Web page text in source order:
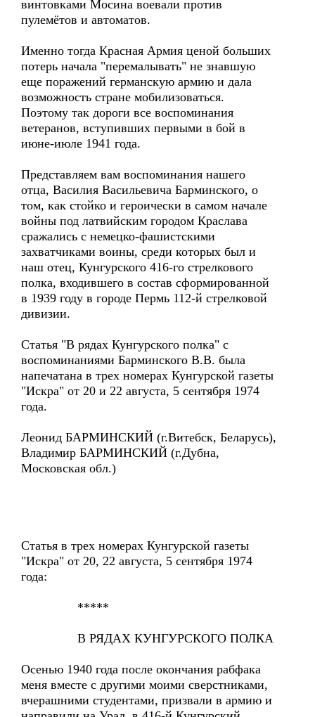
винтовками Мосина воевали против
пулемётов и автоматов.
Именно тогда Красная Армия ценой больших
потерь начала "перемалывать" не знавшую
еще поражений германскую армию и дала
возможность стране мобилизоваться.
Поэтому так дороги все воспоминания
ветеранов, вступивших первыми в бой в
июне-июле 1941 года.
Представляем вам воспоминания нашего
отца, Василия Васильевича Барминского, о
том, как стойко и героически в самом начале
войны под латвийским городом Краслава
сражались с немецко-фашистскими
захватчиками воины, среди которых был и
наш отец, Кунгурского 416-го стрелкового
полка, входившего в состав сформированной
в 1939 году в городе Пермь 112-й стрелковой
дивизии.
Статья "В рядах Кунгурского полка" с
воспоминаниями Барминского В.В. была
напечатана в трех номерах Кунгурской газеты
"Искра" от 20 и 22 августа, 5 сентября 1974
года.
Леонид БАРМИНСКИЙ (г.Витебск, Беларусь),
Владимир БАРМИНСКИЙ (г.Дубна,
Московская обл.)
Статья в трех номерах Кунгурской газеты
"Искра" от 20, 22 августа, 5 сентября 1974
года:
*****
В РЯДАХ КУНГУРСКОГО ПОЛКА
Осенью 1940 года после окончания рабфака
меня вместе с другими моими сверстниками,
вчерашними студентами, призвали в армию и